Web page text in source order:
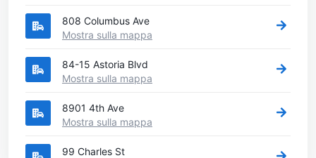
808 Columbus Ave
Mostra sulla mappa
84-15 Astoria Blvd
Mostra sulla mappa
8901 4th Ave
Mostra sulla mappa
99 Charles St